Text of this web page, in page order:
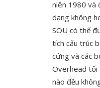
niên 1980 và
dạng không
SOU có thể
tích cấu trúc
cứng và các
Overhead tối
nào đều